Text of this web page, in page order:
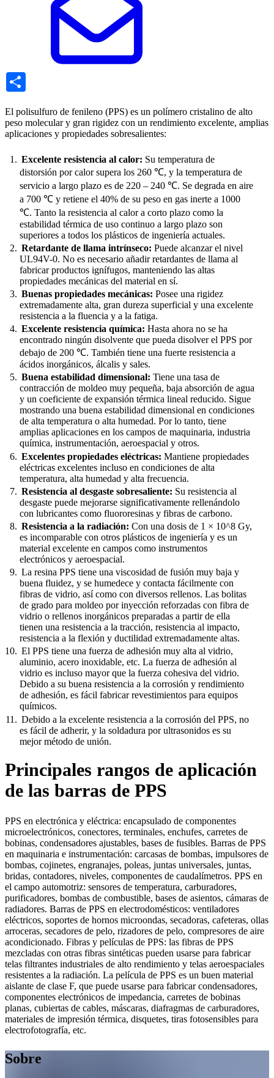
El polisulfuro de fenileno (PPS) es un polímero cristalino de alto
peso molecular y gran rigidez con un rendimiento excelente, amplias
aplicaciones y propiedades sobresalientes:
Excelente resistencia al calor: Su temperatura de
distorsión por calor supera los 260 ℃, y la temperatura de
servicio a largo plazo es de 220 – 240 ℃. Se degrada en aire
a 700 ℃ y retiene el 40% de su peso en gas inerte a 1000
℃. Tanto la resistencia al calor a corto plazo como la
estabilidad térmica de uso continuo a largo plazo son
superiores a todos los plásticos de ingeniería actuales.
Retardante de llama intrínseco: Puede alcanzar el nivel
UL94V-0. No es necesario añadir retardantes de llama al
fabricar productos ignífugos, manteniendo las altas
propiedades mecánicas del material en sí.
Buenas propiedades mecánicas: Posee una rigidez
extremadamente alta, gran dureza superficial y una excelente
resistencia a la fluencia y a la fatiga.
Excelente resistencia química: Hasta ahora no se ha
encontrado ningún disolvente que pueda disolver el PPS por
debajo de 200 ℃. También tiene una fuerte resistencia a
ácidos inorgánicos, álcalis y sales.
Buena estabilidad dimensional: Tiene una tasa de
contracción de moldeo muy pequeña, baja absorción de agua
y un coeficiente de expansión térmica lineal reducido. Sigue
mostrando una buena estabilidad dimensional en condiciones
de alta temperatura o alta humedad. Por lo tanto, tiene
amplias aplicaciones en los campos de maquinaria, industria
química, instrumentación, aeroespacial y otros.
Excelentes propiedades eléctricas: Mantiene propiedades
eléctricas excelentes incluso en condiciones de alta
temperatura, alta humedad y alta frecuencia.
Resistencia al desgaste sobresaliente: Su resistencia al
desgaste puede mejorarse significativamente rellenándolo
con lubricantes como fluororesinas y fibras de carbono.
Resistencia a la radiación: Con una dosis de 1 × 10^8 Gy,
es incomparable con otros plásticos de ingeniería y es un
material excelente en campos como instrumentos
electrónicos y aeroespacial.
La resina PPS tiene una viscosidad de fusión muy baja y
buena fluidez, y se humedece y contacta fácilmente con
fibras de vidrio, así como con diversos rellenos. Las bolitas
de grado para moldeo por inyección reforzadas con fibra de
vidrio o rellenos inorgánicos preparadas a partir de ella
tienen una resistencia a la tracción, resistencia al impacto,
resistencia a la flexión y ductilidad extremadamente altas.
El PPS tiene una fuerza de adhesión muy alta al vidrio,
aluminio, acero inoxidable, etc. La fuerza de adhesión al
vidrio es incluso mayor que la fuerza cohesiva del vidrio.
Debido a su buena resistencia a la corrosión y rendimiento
de adhesión, es fácil fabricar revestimientos para equipos
químicos.
Debido a la excelente resistencia a la corrosión del PPS, no
es fácil de adherir, y la soldadura por ultrasonidos es su
mejor método de unión.
Principales rangos de aplicación
de las barras de PPS
PPS en electrónica y eléctrica: encapsulado de componentes
microelectrónicos, conectores, terminales, enchufes, carretes de
bobinas, condensadores ajustables, bases de fusibles. Barras de PPS
en maquinaria e instrumentación: carcasas de bombas, impulsores de
bombas, cojinetes, engranajes, poleas, juntas universales, juntas,
bridas, contadores, niveles, componentes de caudalímetros. PPS en
el campo automotriz: sensores de temperatura, carburadores,
purificadores, bombas de combustible, bases de asientos, cámaras de
radiadores. Barras de PPS en electrodomésticos: ventiladores
eléctricos, soportes de hornos microondas, secadoras, cafeteras, ollas
arroceras, secadores de pelo, rizadores de pelo, compresores de aire
acondicionado. Fibras y películas de PPS: las fibras de PPS
mezcladas con otras fibras sintéticas pueden usarse para fabricar
telas filtrantes industriales de alto rendimiento y telas aeroespaciales
resistentes a la radiación. La película de PPS es un buen material
aislante de clase F, que puede usarse para fabricar condensadores,
componentes electrónicos de impedancia, carretes de bobinas
planas, cubiertas de cables, máscaras, diafragmas de carburadores,
materiales de impresión térmica, disquetes, tiras fotosensibles para
electrofotografía, etc.
Sobre